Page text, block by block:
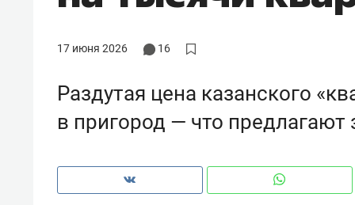
17 июня 2026 16
Раздутая цена казанского
в пригород — что предлагают
рынки, почему надо знать